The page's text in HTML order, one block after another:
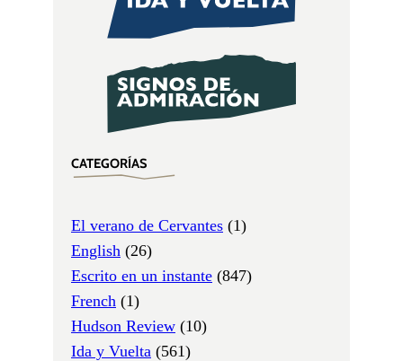
CATEGORÍAS
El verano de Cervantes (1)
English (26)
Escrito en un instante (847)
French (1)
Hudson Review (10)
Ida y Vuelta (561)